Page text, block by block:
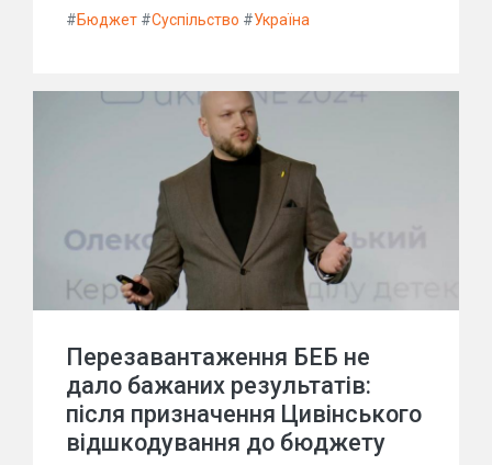
#Бюджет #Суспільство #Україна
Перезавантаження БЕБ не
дало бажаних результатів:
після призначення Цивінського
відшкодування до бюджету